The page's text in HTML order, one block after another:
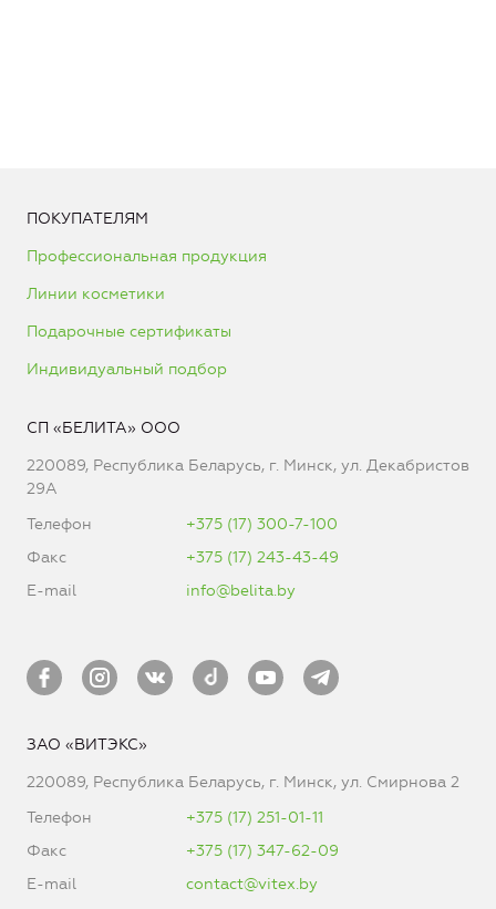
ПОКУПАТЕЛЯМ
Профессиональная продукция
Линии косметики
Подарочные сертификаты
Индивидуальный подбор
СП «БЕЛИТА» ООО
220089, Республика Беларусь, г. Минск, ул. Декабристов
29А
Телефон
+375 (17) 300-7-100
Факс
+375 (17) 243-43-49
E-mail
info@belita.by
ЗАО «ВИТЭКС»
220089, Республика Беларусь, г. Минск, ул. Смирнова 2
Телефон
+375 (17) 251-01-11
Факс
+375 (17) 347-62-09
E-mail
contact@vitex.by